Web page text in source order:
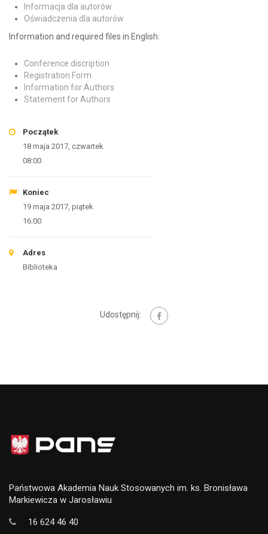
Informacja dla autorów
Oświadczenia dla autorów
Information and required files in English:
Conference discription
Registration Form
Information for Authors
Statement for Authors
Początek
18 maja 2017, czwartek
08:00
Koniec
19 maja 2017, piątek
16:00
Adres
Biblioteka
Udostępnij:
Państwowa Akademia Nauk Stosowanych im. ks. Bronisława
Markiewicza w Jarosławiu
16 624 46 40